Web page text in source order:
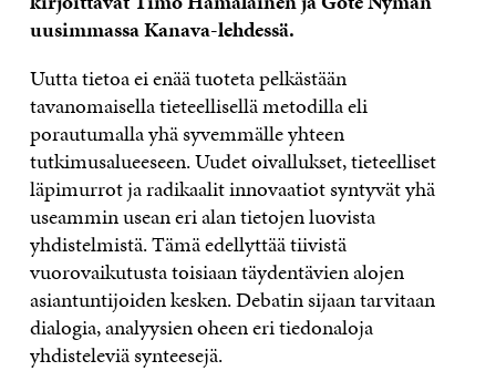
uusimmassa Kanava-lehdessä.
Uutta tietoa ei enää tuoteta pelkästään
tavanomaisella tieteellisellä meto­dilla eli
porautumalla yhä syvemmälle yhteen
tutkimusalueeseen. Uudet oivallukset, tieteel­liset
läpimurrot ja radikaalit innovaatiot syn­tyvät yhä
useammin usean eri alan tietojen luovista
yhdistelmistä. Tämä edellyttää tiivistä
vuorovaikutusta toisiaan täydentävien alojen
asiantuntijoiden kesken. Debatin sijaan tarvi­taan
dialogia, analyysien oheen eri tiedonaloja
yhdisteleviä synteesejä.